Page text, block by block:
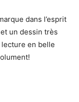
dans l’esprit
un dessin très
en belle